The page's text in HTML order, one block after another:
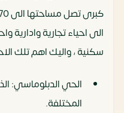
الى احياء تجارية وادارية
سكنية ، واليك اهم تلك
الحي الدبلوماسي:
المختلفة.